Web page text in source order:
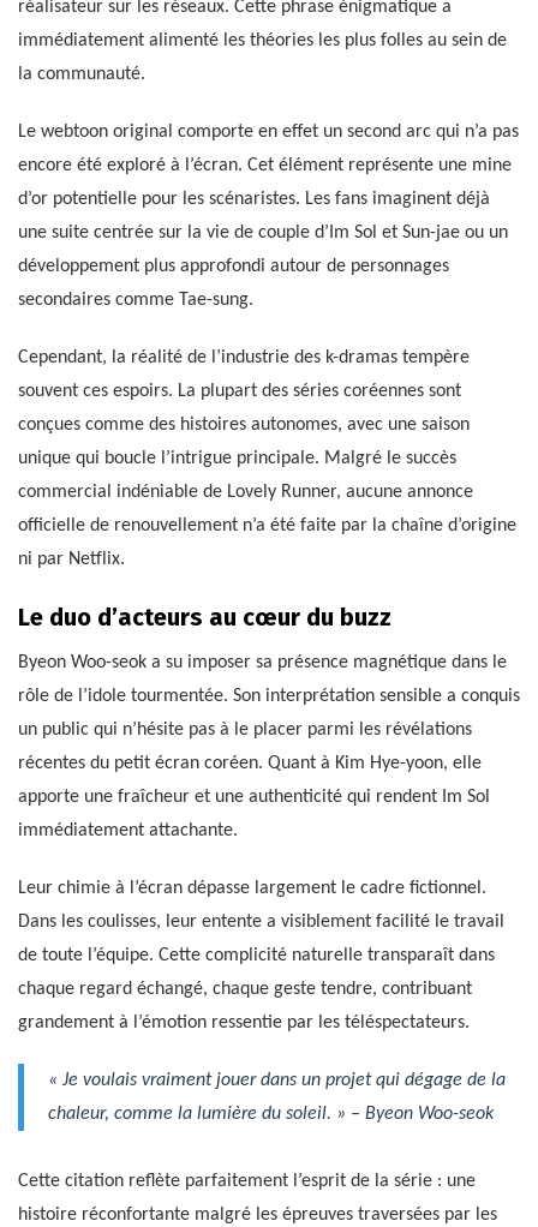
réalisateur sur les réseaux. Cette phrase énigmatique a
immédiatement alimenté les théories les plus folles au sein de
la communauté.
Le webtoon original comporte en effet un second arc qui n’a pas
encore été exploré à l’écran. Cet élément représente une mine
d’or potentielle pour les scénaristes. Les fans imaginent déjà
une suite centrée sur la vie de couple d’Im Sol et Sun-jae ou un
développement plus approfondi autour de personnages
secondaires comme Tae-sung.
Cependant, la réalité de l’industrie des k-dramas tempère
souvent ces espoirs. La plupart des séries coréennes sont
conçues comme des histoires autonomes, avec une saison
unique qui boucle l’intrigue principale. Malgré le succès
commercial indéniable de Lovely Runner, aucune annonce
officielle de renouvellement n’a été faite par la chaîne d’origine
ni par Netflix.
Le duo d’acteurs au cœur du buzz
Byeon Woo-seok a su imposer sa présence magnétique dans le
rôle de l’idole tourmentée. Son interprétation sensible a conquis
un public qui n’hésite pas à le placer parmi les révélations
récentes du petit écran coréen. Quant à Kim Hye-yoon, elle
apporte une fraîcheur et une authenticité qui rendent Im Sol
immédiatement attachante.
Leur chimie à l’écran dépasse largement le cadre fictionnel.
Dans les coulisses, leur entente a visiblement facilité le travail
de toute l’équipe. Cette complicité naturelle transparaît dans
chaque regard échangé, chaque geste tendre, contribuant
grandement à l’émotion ressentie par les téléspectateurs.
« Je voulais vraiment jouer dans un projet qui dégage de la
chaleur, comme la lumière du soleil. » – Byeon Woo-seok
Cette citation reflète parfaitement l’esprit de la série : une
histoire réconfortante malgré les épreuves traversées par les